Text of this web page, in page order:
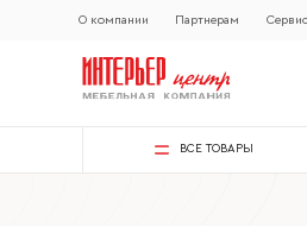
О компании Партнерам
ВСЕ ТОВАРЫ